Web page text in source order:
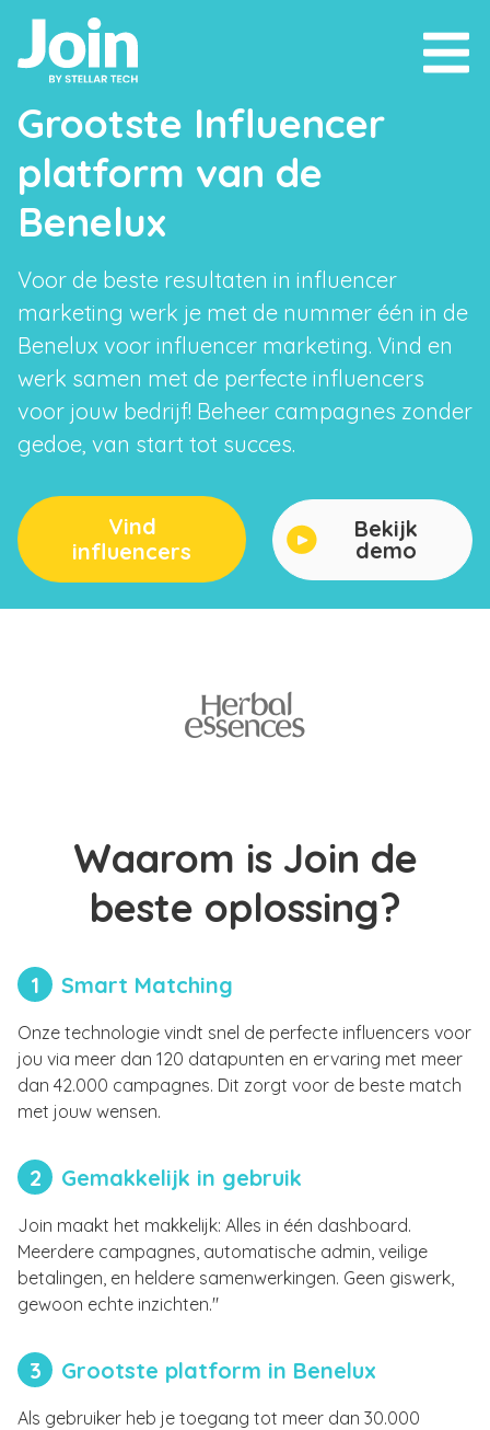
Grootste Influencer
platform van de
Benelux
Voor de beste resultaten in influencer
marketing werk je met de nummer één in de
Benelux voor influencer marketing. Vind en
werk samen met de perfecte influencers
voor jouw bedrijf! Beheer campagnes zonder
gedoe, van start tot succes.
Vind
influencers
Bekijk
demo
Waarom is Join de
beste oplossing?
1 Smart Matching
Onze technologie vindt snel de perfecte influencers voor
jou via meer dan 120 datapunten en ervaring met meer
dan 42.000 campagnes. Dit zorgt voor de beste match
met jouw wensen.
2 Gemakkelijk in gebruik
Join maakt het makkelijk: Alles in één dashboard.
Meerdere campagnes, automatische admin, veilige
betalingen, en heldere samenwerkingen. Geen giswerk,
gewoon echte inzichten."
3 Grootste platform in Benelux
Als gebruiker heb je toegang tot meer dan 30.000